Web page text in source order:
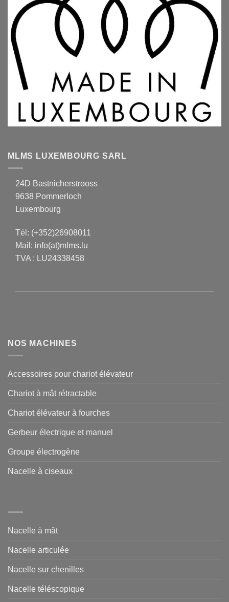
MLMS LUXEMBOURG SARL
24D Bastnicherstrooss
9638 Pommerloch
Luxembourg
Tél: (+352)26908011
Mail: info(at)mlms.lu
TVA : LU24338458
NOS MACHINES
Accessoires pour chariot élévateur
Chariot à mât rétractable
Chariot élévateur à fourches
Gerbeur électrique et manuel
Groupe électrogène
Nacelle à ciseaux
Nacelle à mât
Nacelle articulée
Nacelle sur chenilles
Nacelle téléscopique